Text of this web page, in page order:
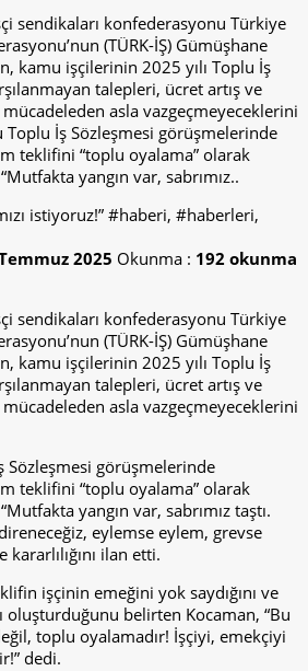
sendikaları konfederasyonu Türkiye
(TÜRK-İŞ) Gümüşhane
kamu işçilerinin 2025 yılı Toplu İş
talepleri, ücret artış ve
asla vazgeçmeyeceklerini
Toplu İş Sözleşmesi görüşmelerinde
teklifini “toplu oyalama” olarak
yangın var, sabrımız..
2025 Okunma : 192 okunma
sendikaları konfederasyonu Türkiye
(TÜRK-İŞ) Gümüşhane
kamu işçilerinin 2025 yılı Toplu İş
talepleri, ücret artış ve
asla vazgeçmeyeceklerini
Sözleşmesi görüşmelerinde
teklifini “toplu oyalama” olarak
yangın var, sabrımız taştı.
eylemse eylem, grevse
ilan etti.
işçinin emeğini yok saydığını ve
oluşturduğunu belirten Kocaman, “Bu
toplu oyalamadır! İşçiyi, emekçiyi
dedi.